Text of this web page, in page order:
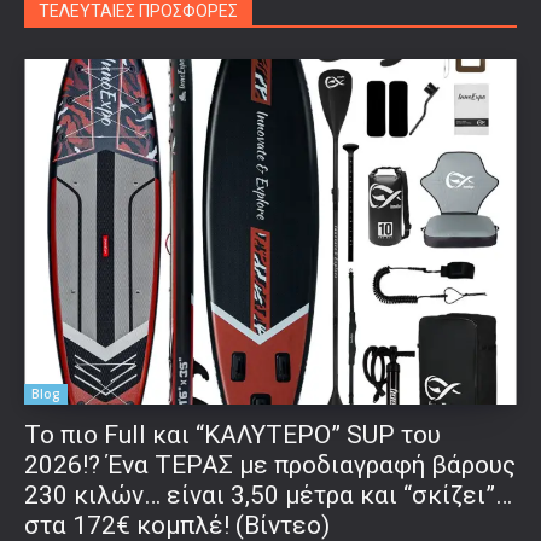
ΤΕΛΕΥΤΑΙΕΣ ΠΡΟΣΦΟΡΕΣ
Blog
To πιο Full και “ΚΑΛΥΤΕΡΟ” SUP του
2026!? Ένα ΤΕΡΑΣ με προδιαγραφή βάρους
230 κιλών… είναι 3,50 μέτρα και “σκίζει”…
στα 172€ κομπλέ! (Βίντεο)